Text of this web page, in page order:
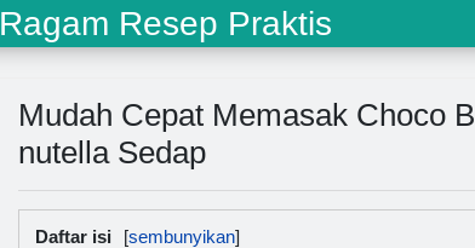
Ragam Resep Praktis
Mudah Cepat Memasak Choco
nutella Sedap
Daftar isi